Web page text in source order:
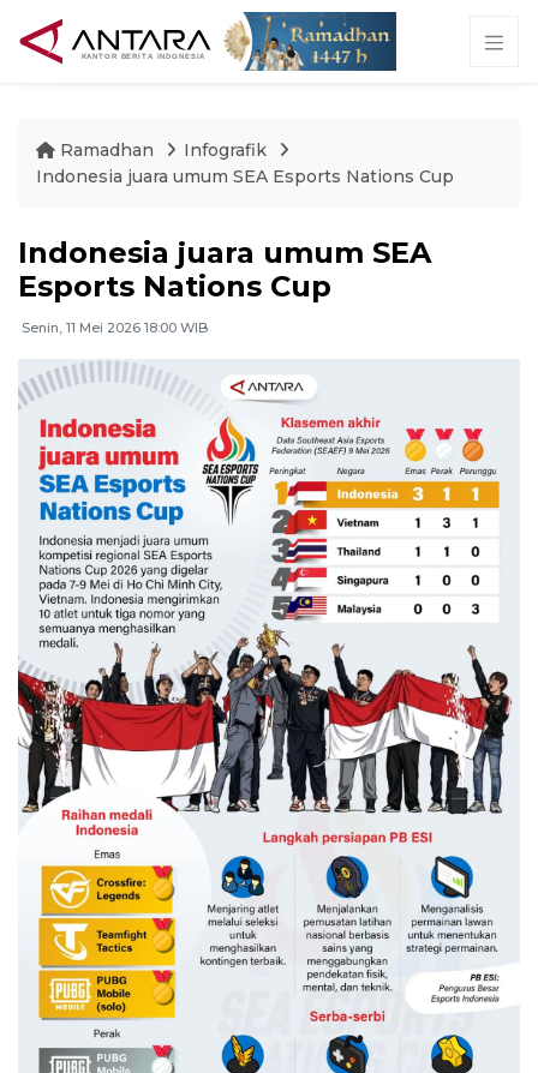
Ramadhan
Infografik
Indonesia juara umum SEA Esports Nations Cup
Indonesia juara umum SEA
Esports Nations Cup
Senin, 11 Mei 2026 18:00 WIB